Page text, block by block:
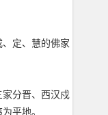
定、慧的佛家
分晋、西汉戍
平地。